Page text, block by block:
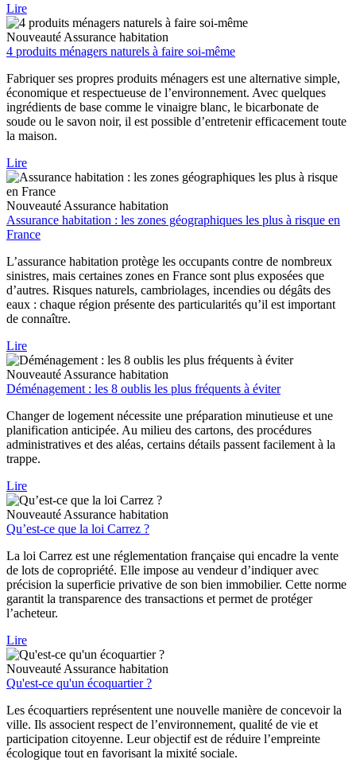
Lire
Nouveauté Assurance habitation
4 produits ménagers naturels à faire soi-même
Fabriquer ses propres produits ménagers est une alternative simple,
économique et respectueuse de l’environnement. Avec quelques
ingrédients de base comme le vinaigre blanc, le bicarbonate de
soude ou le savon noir, il est possible d’entretenir efficacement toute
la maison.
Lire
Nouveauté Assurance habitation
Assurance habitation : les zones géographiques les plus à risque en
France
L’assurance habitation protège les occupants contre de nombreux
sinistres, mais certaines zones en France sont plus exposées que
d’autres. Risques naturels, cambriolages, incendies ou dégâts des
eaux : chaque région présente des particularités qu’il est important
de connaître.
Lire
Nouveauté Assurance habitation
Déménagement : les 8 oublis les plus fréquents à éviter
Changer de logement nécessite une préparation minutieuse et une
planification anticipée. Au milieu des cartons, des procédures
administratives et des aléas, certains détails passent facilement à la
trappe.
Lire
Nouveauté Assurance habitation
Qu’est-ce que la loi Carrez ?
La loi Carrez est une réglementation française qui encadre la vente
de lots de copropriété. Elle impose au vendeur d’indiquer avec
précision la superficie privative de son bien immobilier. Cette norme
garantit la transparence des transactions et permet de protéger
l’acheteur.
Lire
Nouveauté Assurance habitation
Qu'est-ce qu'un écoquartier ?
Les écoquartiers représentent une nouvelle manière de concevoir la
ville. Ils associent respect de l’environnement, qualité de vie et
participation citoyenne. Leur objectif est de réduire l’empreinte
écologique tout en favorisant la mixité sociale.